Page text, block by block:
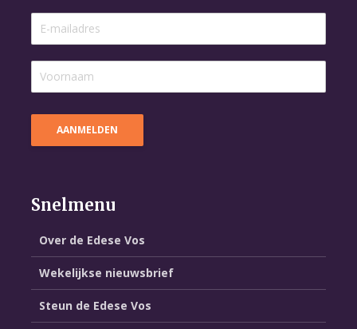
Snelmenu
Over de Edese Vos
Wekelijkse nieuwsbrief
Steun de Edese Vos